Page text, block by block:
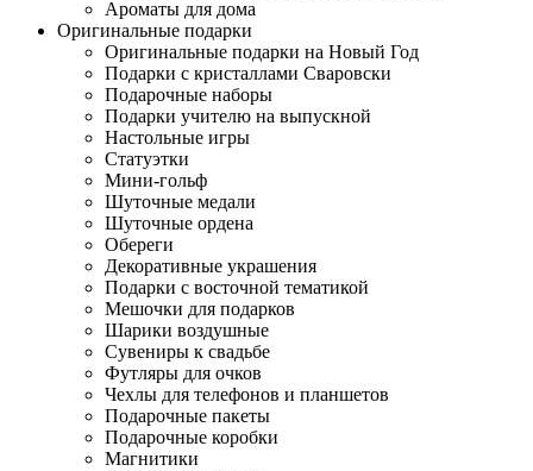
Ароматы для дома
Оригинальные подарки
Оригинальные подарки на Новый Год
Подарки с кристаллами Сваровски
Подарочные наборы
Подарки учителю на выпускной
Настольные игры
Статуэтки
Мини-гольф
Шуточные медали
Шуточные ордена
Обереги
Декоративные украшения
Подарки с восточной тематикой
Мешочки для подарков
Шарики воздушные
Сувениры к свадьбе
Футляры для очков
Чехлы для телефонов и планшетов
Подарочные пакеты
Подарочные коробки
Магнитики